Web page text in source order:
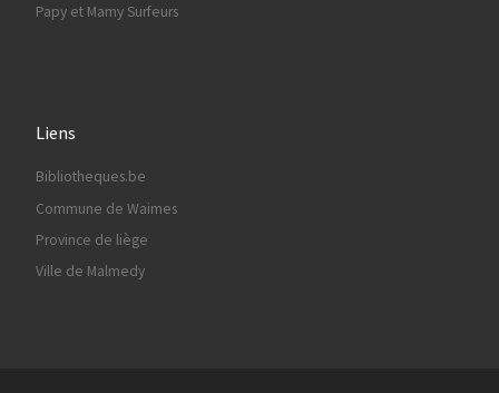
Papy et Mamy Surfeurs
Liens
Bibliotheques.be
Commune de Waimes
Province de liège
Ville de Malmedy